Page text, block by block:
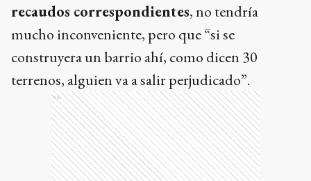
recaudos correspondientes, no tendría
mucho inconveniente, pero que “si se
construyera un barrio ahí, como dicen 30
terrenos, alguien va a salir perjudicado”.
Ads